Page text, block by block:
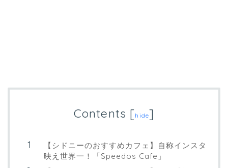
Contents [hide]
【シドニーのおすすめカフェ】自称インスタ
映え世界一！「Speedos Cafe」